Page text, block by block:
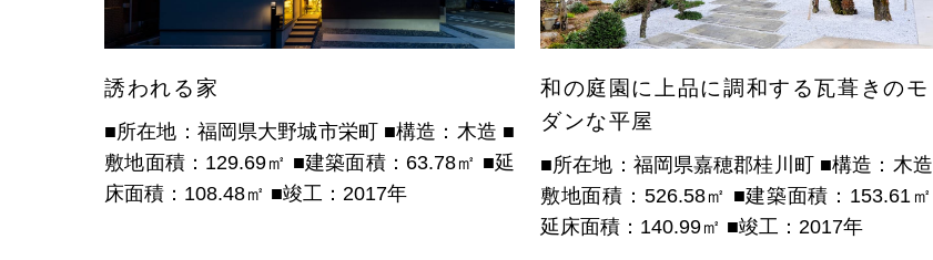
誘われる家
■所在地：福岡県大野城市栄町 ■構造：木造 ■
敷地面積：129.69㎡ ■建築面積：63.78㎡ ■延
床面積：108.48㎡ ■竣工：2017年
和の庭園に上品に調和する瓦葺きのモ
ダンな平屋
■所在地：福岡県嘉穂郡桂川町 ■構造：木造
敷地面積：526.58㎡ ■建築面積：153.61㎡
延床面積：140.99㎡ ■竣工：2017年